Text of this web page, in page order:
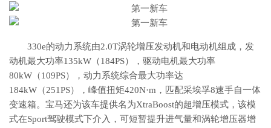
330e的动力系统由2.0T涡轮增压发动机和电动机组成，发
动机最大功率135kW（184PS），驱动电机最大功率
80kW（109PS），动力系统综合最大功率达
184kW（251PS），峰值扭矩420N·m，匹配采埃孚8速手自一体
变速箱。宝马还为该车提供名为XtraBoost的超增压模式，该模
式在Sport驾驶模式下介入，可短暂提升进气量和涡轮增压器增